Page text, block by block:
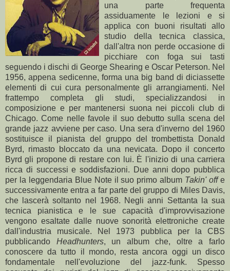
una parte frequenta
assiduamente le lezioni e si
applica con buoni risultati allo
studio della tecnica classica,
dall'altra non perde occasione di
picchiare con foga sui tasti
seguendo i dischi di George Shearing e Oscar Peterson. Nel
1956, appena sedicenne, forma una big band di diciassette
elementi di cui cura personalmente gli arrangiamenti. Nel
frattempo completa gli studi, specializzandosi in
composizione e per mantenersi suona nei piccoli club di
Chicago. Come nelle favole il suo debutto sulla scena del
grande jazz avviene per caso. Una sera d'inverno del 1960
sostituisce il pianista del gruppo del trombettista Donald
Byrd, rimasto bloccato da una nevicata. Dopo il concerto
Byrd gli propone di restare con lui. È l'inizio di una carriera
ricca di successi e soddisfazioni. Due anni dopo pubblica
per la leggendaria Blue Note il suo primo album Takin' offe
successivamente entra a far parte del gruppo di Miles Davis,
che lascerà soltanto nel 1968. Negli anni Settanta la sua
tecnica pianistica e le sue capacità d'improvvisazione
vengono esaltate dalle nuove sonorità elettroniche create
dall'industria musicale. Nel 1973 pubblica per la CBS
pubblicando Headhunters, un album che, oltre a farlo
conoscere da tutto il mondo, resta ancora oggi un disco
fondamentale nell'evoluzione del jazz-funk. Spesso